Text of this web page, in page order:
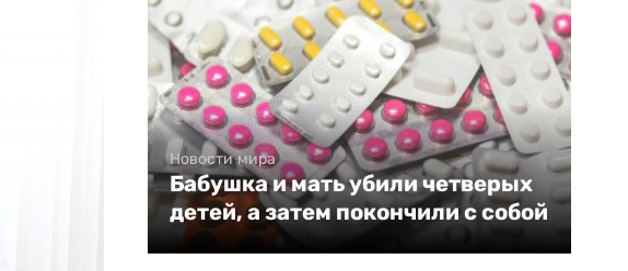
Новости мира
Бабушка и мать убили четверых
детей, а затем покончили с собой